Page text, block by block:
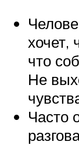
хочет,
что
Не
Часто